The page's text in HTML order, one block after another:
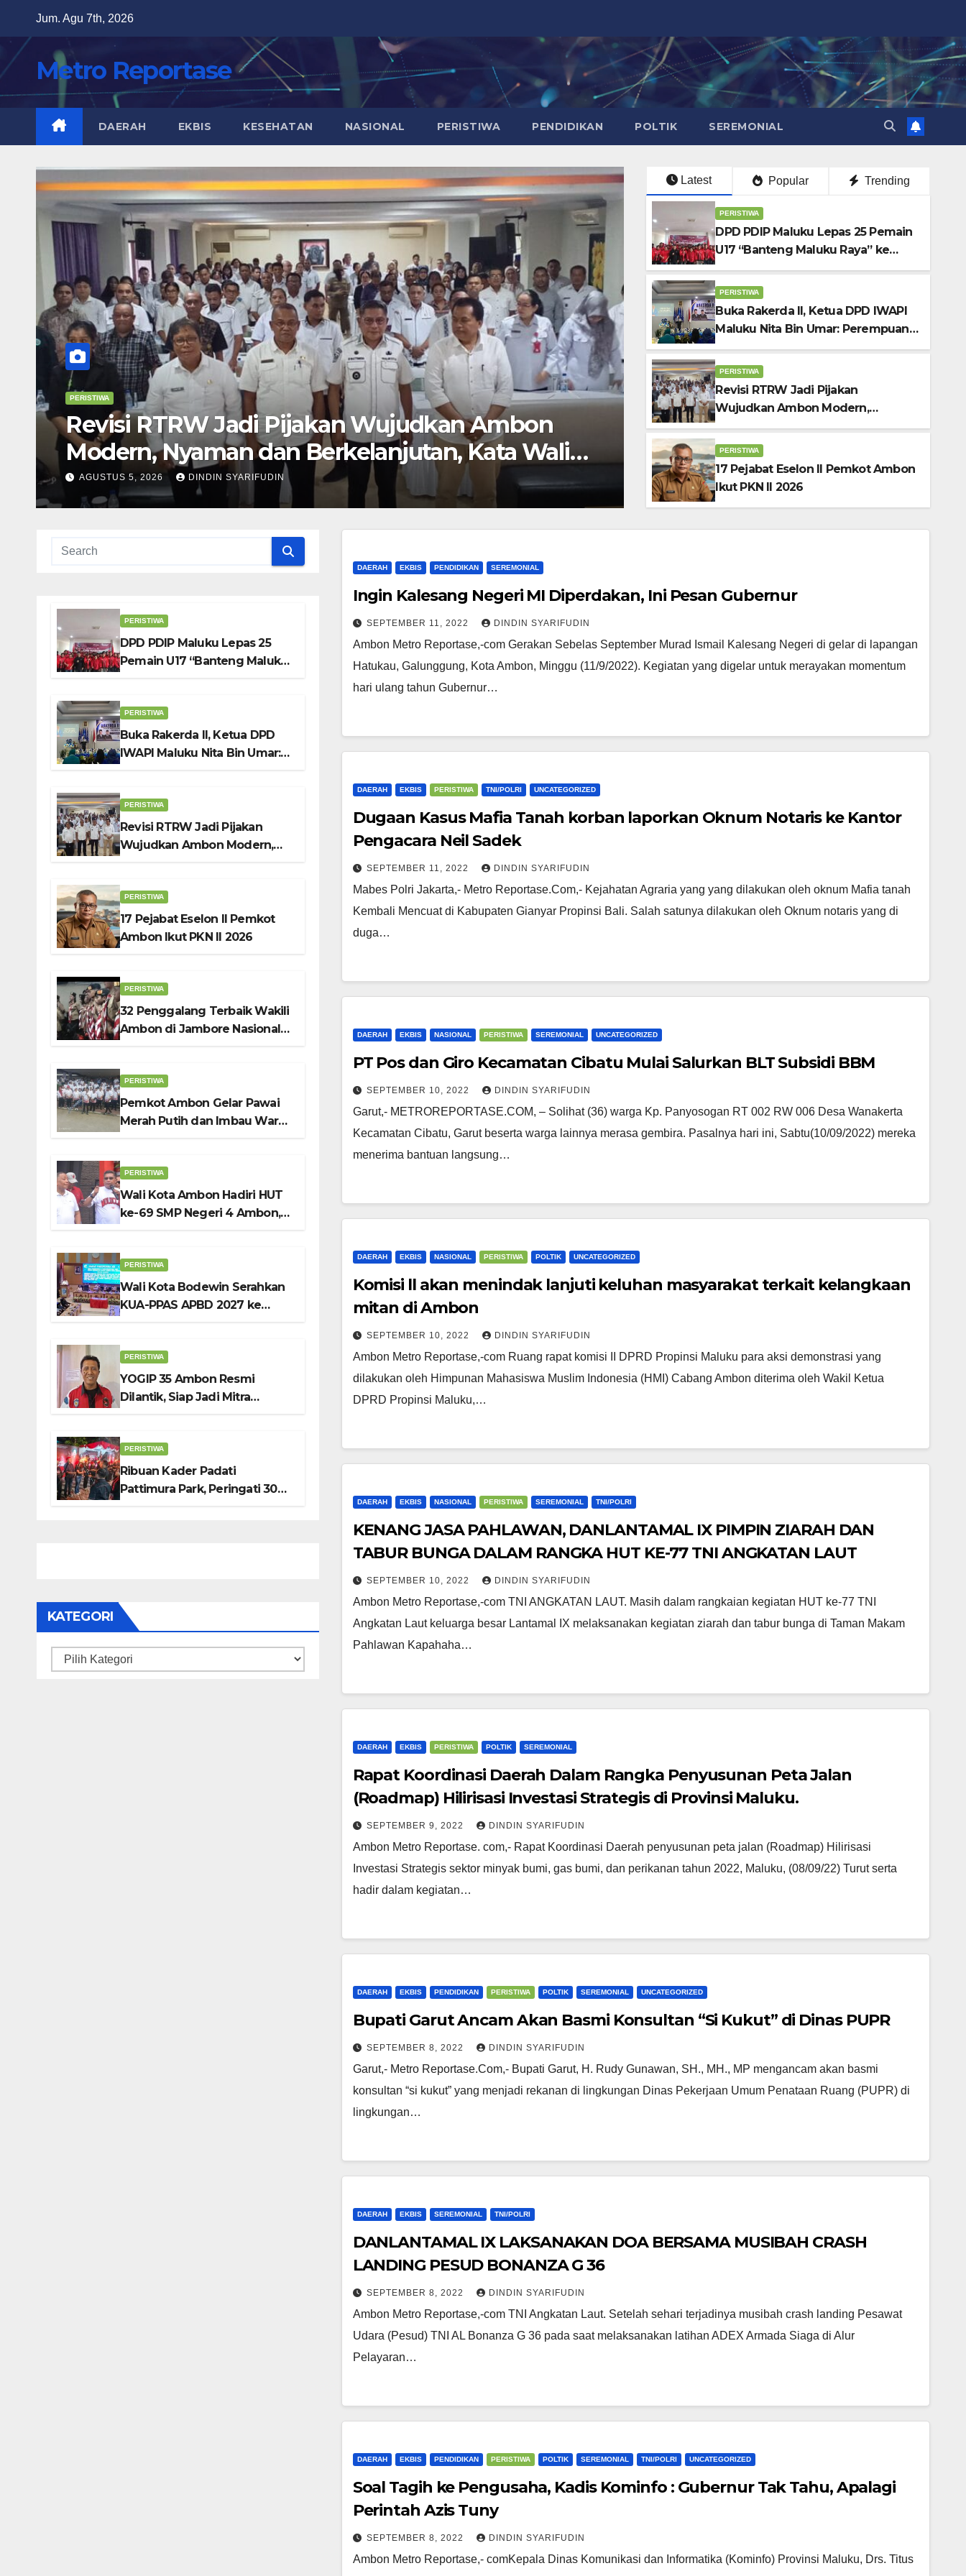
content
Jum. Agu 7th, 2026
Metro Reportase
DAERAH EKBIS KESEHATAN NASIONAL PERISTIWA PENDIDIKAN POLTIK SEREMONIAL
Jadi Pijakan Wujudkan Ambon
dan Berkelanjutan, Kata Wali
DINDIN SYARIFUDIN
PERISTIWA
17 Pejabat Eselon II Pemkot Ambon Ikut
2026
DINDIN SYARIFUDIN
Latest Popular Trending
PERISTIWA
DPD PDIP Maluku Lepas 25 Pemain
U17 “Banteng Maluku Raya” ke
Sokerano Cup di Jawa Timur
PERISTIWA
Buka Rakerda II, Ketua DPD IWAPI
Maluku Nita Bin Umar: Perempuan
Pengusaha Pilar Penggerak UMKM
PERISTIWA
Revisi RTRW Jadi Pijakan
Wujudkan Ambon Modern,
Nyaman dan Berkelanjutan, Kata
Wali Kota Bodewin
PERISTIWA
17 Pejabat Eselon II Pemkot Ambon
Ikut PKN II 2026
PERISTIWA
DPD PDIP Maluku Lepas 25
Pemain U17 “Banteng Maluku
PERISTIWA
Buka Rakerda II, Ketua DPD
IWAPI Maluku Nita Bin Umar:
PERISTIWA
Revisi RTRW Jadi Pijakan
Wujudkan Ambon Modern,
PERISTIWA
17 Pejabat Eselon II Pemkot
Ambon Ikut PKN II 2026
PERISTIWA
32 Penggalang Terbaik Wakili
Ambon di Jambore Nasional
PERISTIWA
Pemkot Ambon Gelar Pawai
Merah Putih dan Imbau Warga
PERISTIWA
Wali Kota Ambon Hadiri HUT
ke-69 SMP Negeri 4 Ambon,
PERISTIWA
Wali Kota Bodewin Serahkan
KUA-PPAS APBD 2027 ke
PERISTIWA
YOGIP 35 Ambon Resmi
Dilantik, Siap Jadi Mitra
PERISTIWA
Ribuan Kader Padati
Pattimura Park, Peringati 30
KATEGORI
Kategori
DAERAH EKBIS PENDIDIKAN SEREMONIAL
Ingin Kalesang Negeri MI Diperdakan, Ini Pesan Gubernur
SEPTEMBER 11, 2022 DINDIN SYARIFUDIN
Ambon Metro Reportase,-com Gerakan Sebelas September Murad Ismail Kalesang Negeri di gelar di lapangan
Hatukau, Galunggung, Kota Ambon, Minggu (11/9/2022). Kegiatan yang digelar untuk merayakan momentum
hari ulang tahun Gubernur…
DAERAH EKBIS PERISTIWA TNI/POLRI UNCATEGORIZED
Dugaan Kasus Mafia Tanah korban laporkan Oknum Notaris ke Kantor
Pengacara Neil Sadek
SEPTEMBER 11, 2022 DINDIN SYARIFUDIN
Mabes Polri Jakarta,- Metro Reportase.Com,- Kejahatan Agraria yang yang dilakukan oleh oknum Mafia tanah
Kembali Mencuat di Kabupaten Gianyar Propinsi Bali. Salah satunya dilakukan oleh Oknum notaris yang di
duga…
DAERAH EKBIS NASIONAL PERISTIWA SEREMONIAL UNCATEGORIZED
PT Pos dan Giro Kecamatan Cibatu Mulai Salurkan BLT Subsidi BBM
SEPTEMBER 10, 2022 DINDIN SYARIFUDIN
Garut,- METROREPORTASE.COM, – Solihat (36) warga Kp. Panyosogan RT 002 RW 006 Desa Wanakerta
Kecamatan Cibatu, Garut beserta warga lainnya merasa gembira. Pasalnya hari ini, Sabtu(10/09/2022) mereka
menerima bantuan langsung…
DAERAH EKBIS NASIONAL PERISTIWA POLTIK UNCATEGORIZED
Komisi ll akan menindak lanjuti keluhan masyarakat terkait kelangkaan
mitan di Ambon
SEPTEMBER 10, 2022 DINDIN SYARIFUDIN
Ambon Metro Reportase,-com Ruang rapat komisi II DPRD Propinsi Maluku para aksi demonstrasi yang
dilakukan oleh Himpunan Mahasiswa Muslim Indonesia (HMI) Cabang Ambon diterima oleh Wakil Ketua
DPRD Propinsi Maluku,…
DAERAH EKBIS NASIONAL PERISTIWA SEREMONIAL TNI/POLRI
KENANG JASA PAHLAWAN, DANLANTAMAL IX PIMPIN ZIARAH DAN
TABUR BUNGA DALAM RANGKA HUT KE-77 TNI ANGKATAN LAUT
SEPTEMBER 10, 2022 DINDIN SYARIFUDIN
Ambon Metro Reportase,-com TNI ANGKATAN LAUT. Masih dalam rangkaian kegiatan HUT ke-77 TNI
Angkatan Laut keluarga besar Lantamal IX melaksanakan kegiatan ziarah dan tabur bunga di Taman Makam
Pahlawan Kapahaha…
DAERAH EKBIS PERISTIWA POLTIK SEREMONIAL
Rapat Koordinasi Daerah Dalam Rangka Penyusunan Peta Jalan
(Roadmap) Hilirisasi Investasi Strategis di Provinsi Maluku.
SEPTEMBER 9, 2022 DINDIN SYARIFUDIN
Ambon Metro Reportase. com,- Rapat Koordinasi Daerah penyusunan peta jalan (Roadmap) Hilirisasi
Investasi Strategis sektor minyak bumi, gas bumi, dan perikanan tahun 2022, Maluku, (08/09/22) Turut serta
hadir dalam kegiatan…
DAERAH EKBIS PENDIDIKAN PERISTIWA POLTIK SEREMONIAL UNCATEGORIZED
Bupati Garut Ancam Akan Basmi Konsultan “Si Kukut” di Dinas PUPR
SEPTEMBER 8, 2022 DINDIN SYARIFUDIN
Garut,- Metro Reportase.Com,- Bupati Garut, H. Rudy Gunawan, SH., MH., MP mengancam akan basmi
konsultan “si kukut” yang menjadi rekanan di lingkungan Dinas Pekerjaan Umum Penataan Ruang (PUPR) di
lingkungan…
DAERAH EKBIS SEREMONIAL TNI/POLRI
DANLANTAMAL IX LAKSANAKAN DOA BERSAMA MUSIBAH CRASH
LANDING PESUD BONANZA G 36
SEPTEMBER 8, 2022 DINDIN SYARIFUDIN
Ambon Metro Reportase,-com TNI Angkatan Laut. Setelah sehari terjadinya musibah crash landing Pesawat
Udara (Pesud) TNI AL Bonanza G 36 pada saat melaksanakan latihan ADEX Armada Siaga di Alur
Pelayaran…
DAERAH EKBIS PENDIDIKAN PERISTIWA POLTIK SEREMONIAL TNI/POLRI UNCATEGORIZED
Soal Tagih ke Pengusaha, Kadis Kominfo : Gubernur Tak Tahu, Apalagi
Perintah Azis Tuny
SEPTEMBER 8, 2022 DINDIN SYARIFUDIN
Ambon Metro Reportase,- comKepala Dinas Komunikasi dan Informatika (Kominfo) Provinsi Maluku, Drs. Titus